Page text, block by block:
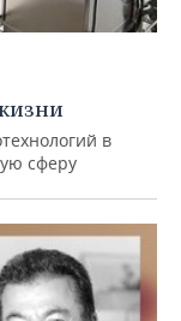
в
сферу